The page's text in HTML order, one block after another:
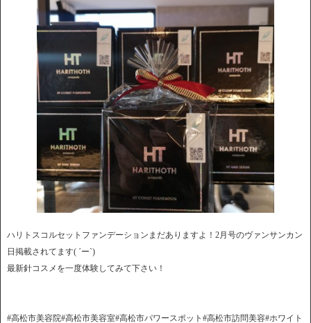
ハリトスコルセットファンデーションまだありますよ！2月号のヴァンサンカン
日掲載されてます( ´ー`)
最新針コスメを一度体験してみて下さい！
#高松市美容院#高松市美容室#高松市パワースポット#高松市訪問美容#ホワイト